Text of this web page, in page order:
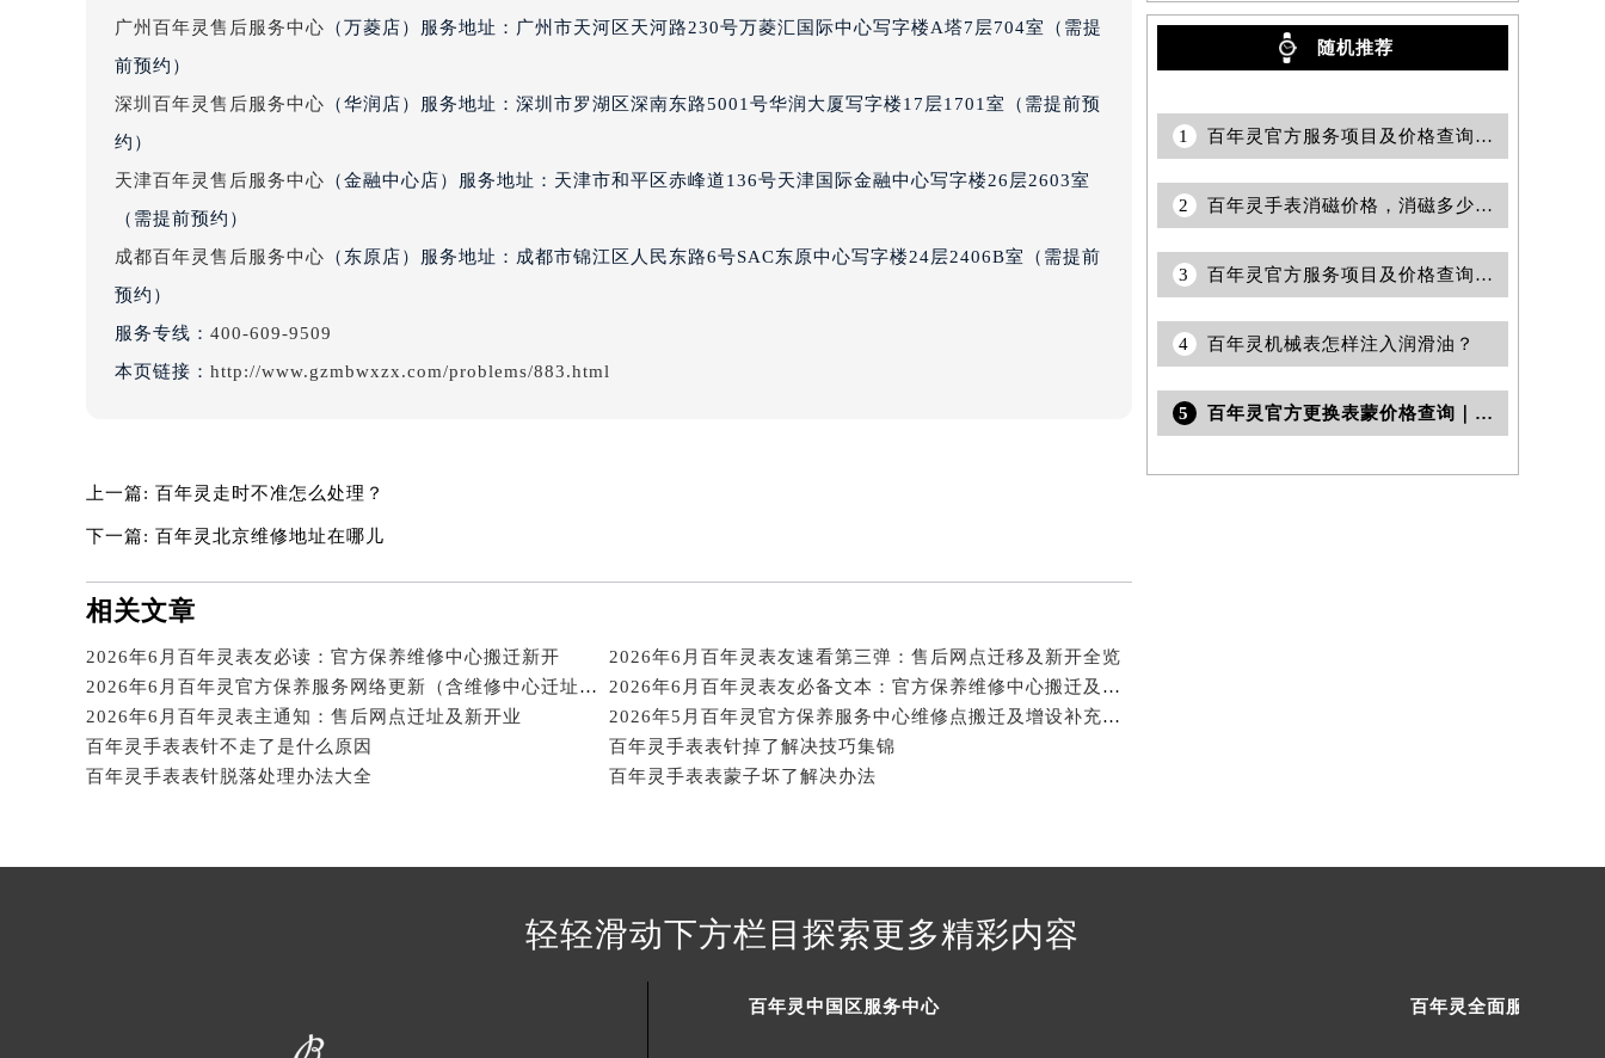
广州百年灵售后服务中心 （万菱店）服务地址：广州市天河区天河路230号万菱汇国际中心写字楼A塔7层704室（需提
前预约）
深圳百年灵售后服务中心 （华润店）服务地址：深圳市罗湖区深南东路5001号华润大厦写字楼17层1701室（需提前预
约）
天津百年灵售后服务中心 （金融中心店）服务地址：天津市和平区赤峰道136号天津国际金融中心写字楼26层2603室
（需提前预约）
成都百年灵售后服务中心 （东原店）服务地址：成都市锦江区人民东路6号SAC东原中心写字楼24层2406B室（需提前
预约）
服务专线： 400-609-9509
本页链接： http://www.gzmbwxzx.com/problems/883.html
上一篇: 百年灵走时不准怎么处理？
下一篇: 百年灵北京维修地址在哪儿
相关文章
2026年6月百年灵表友必读：官方保养维修中心搬迁新开
2026年6月百年灵表友速看第三弹：售后网点迁移及新开全览
2026年6月百年灵官方保养服务网络更新（含维修中心迁址及新设）
2026年6月百年灵表友必备文本：官方保养维修中心搬迁及新开列表发布
2026年6月百年灵表主通知：售后网点迁址及新开业
2026年5月百年灵官方保养服务中心维修点搬迁及增设补充方案内容
百年灵手表表针不走了是什么原因
百年灵手表表针掉了解决技巧集锦
百年灵手表表针脱落处理办法大全
百年灵手表表蒙子坏了解决办法
随机推荐
1 百年灵官方服务项目及价格查询｜全新电话和维修门店地址权威信息公告（2026年7月最新）
2 百年灵手表消磁价格，消磁多少钱？
3 百年灵官方服务项目及价格查询｜服务热线及全部地址权威信息公告（2026年7月最新）
4 百年灵机械表怎样注入润滑油？
5 百年灵官方更换表蒙价格查询｜全部地址与客服热线权威信息公告（2026年6月最新）
轻轻滑动下方栏目探索更多精彩内容
百年灵中国区服务中心 百年灵全面服务